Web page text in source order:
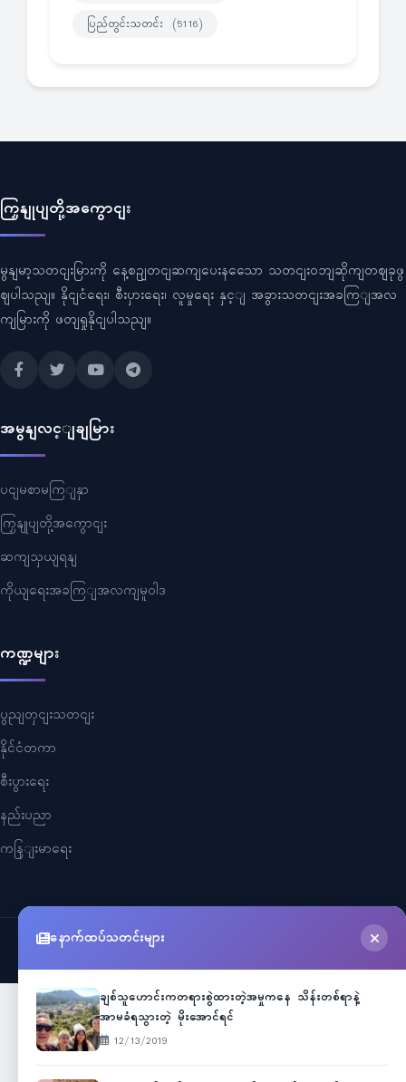
ပြည်တွင်းသတင်း (5116)
ကြှနျုပျတို့အကွောငျး
မွနျမာ့သတငျးမြားကို နေ့စဥျတငျဆကျပေးနသေော သတငျးဝဘျဆိုကျတဈခုဖွ
ဈပါသညျ။ နိုငျငံရေး၊ စီးပှားရေး၊ လူမှုရေး နှင့ျ အခွားသတငျးအခကြျအလ
ကျမြားကို ဖတျရှုနိုငျပါသညျ။
အမွနျလင့ျချမြား
ပငျမစာမကြျနှာ
ကြှနျုပျတို့အကွောငျး
ဆကျသှယျရနျ
ကိုယျရေးအခကြျအလကျမူဝါဒ
ကဏ္ဍများ
ပွညျတှငျးသတငျး
နိုင်ငံတကာ
စီးပွားရေး
နည်းပညာ
ကနြျးမာရေး
Myanmar Cele News
နောက်ထပ်သတင်းများ
ချစ်သူဟောင်းကတရားစွဲထားတဲ့အမှုကနေ သိန်းတစ်ရာနဲ့
အာမခံရသွားတဲ့ မိုးအောင်ရင်
12/13/2019